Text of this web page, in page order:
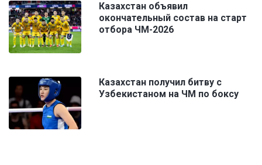
Казахстан объявил
окончательный состав на старт
отбора ЧМ-2026
Казахстан получил битву с
Узбекистаном на ЧМ по боксу